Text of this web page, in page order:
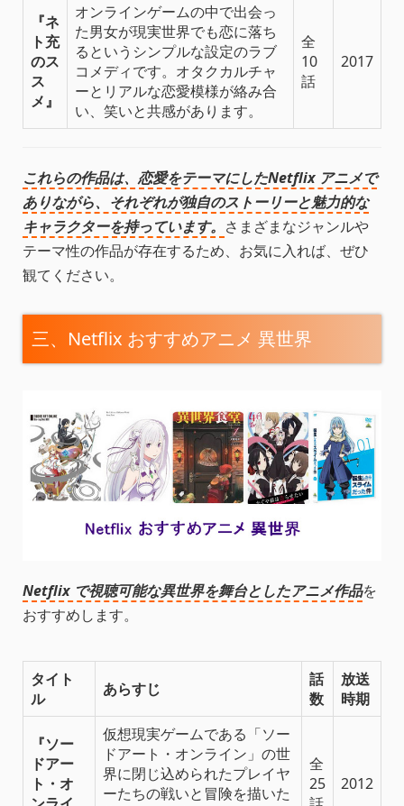
『ネ
ト充
のス
ス
メ』
オンラインゲームの中で出会っ
た男女が現実世界でも恋に落ち
るというシンプルな設定のラブ
コメディです。オタクカルチャ
ーとリアルな恋愛模様が絡み合
い、笑いと共感があります。
全
10
話
2017
これらの作品は、恋愛をテーマにしたNetflix アニメで
ありながら、それぞれが独自のストーリーと魅力的な
キャラクターを持っています。 さまざまなジャンルや
テーマ性の作品が存在するため、お気に入れば、ぜひ
観てください。
三、Netflix おすすめアニメ 異世界
Netflix で視聴可能な異世界を舞台としたアニメ作品を
おすすめします。
タイト
ル
あらすじ
話
数
放送
時期
『ソー
ドアー
ト・オ
仮想現実ゲームである「ソー
ドアート・オンライン」の世
界に閉じ込められたプレイヤ
ーたちの戦いと冒険を描いた
全
25
2012